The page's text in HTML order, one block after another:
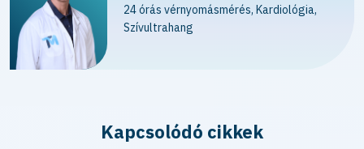
24 órás vérnyomásmérés, Kardiológia,
Szívultrahang
Kapcsolódó cikkek